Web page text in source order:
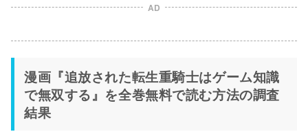
AD
漫画『追放された転生重騎士はゲーム知識
で無双する』を全巻無料で読む方法の調査
結果